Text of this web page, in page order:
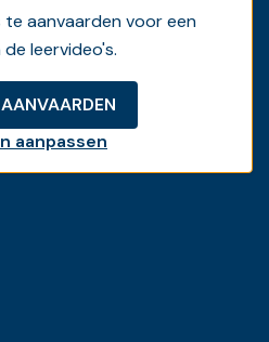
te aanvaarden voor een
leervideo's.
aanpassen